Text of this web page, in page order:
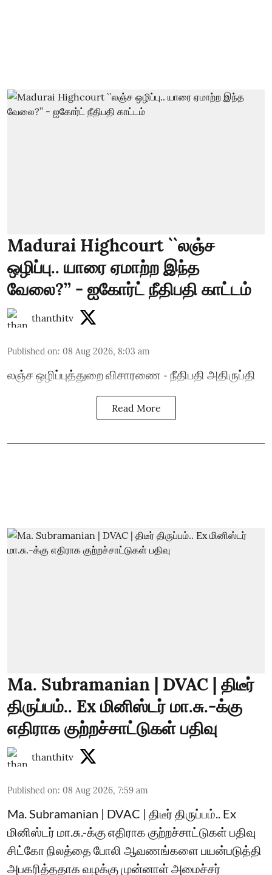
Madurai Highcourt ``லஞ்ச
ஒழிப்பு.. யாரை ஏமாற்ற இந்த
வேலை?’’ - ஐகோர்ட் நீதிபதி காட்டம்
thanthitv
Published on: 08 Aug 2026, 8:03 am
லஞ்ச ஒழிப்புத்துறை விசாரணை - நீதிபதி அதிருப்தி
Read More
Ma. Subramanian | DVAC | திடீர்
திருப்பம்.. Ex மினிஸ்டர் மா.சு.-க்கு
எதிராக குற்றச்சாட்டுகள் பதிவு
thanthitv
Published on: 08 Aug 2026, 7:59 am
Ma. Subramanian | DVAC | திடீர் திருப்பம்.. Ex
மினிஸ்டர் மா.சு.-க்கு எதிராக குற்றச்சாட்டுகள் பதிவு
சிட்கோ நிலத்தை போலி ஆவணங்களை பயன்படுத்தி
அபகரித்ததாக வழக்கு முன்னாள் அமைச்சர்